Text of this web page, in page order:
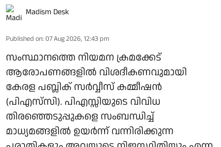
Madism Desk
Published on: 07 Aug 2026, 12:43 pm
സംസ്ഥാനത്തെ നിയമന ക്രമക്കേട്
ആരോപണങ്ങളില്‍ വിശദീകണവുമായി
കേരള പബ്ലിക് സര്‍വ്വീസ് കമ്മീഷന്‍
(പിഎസ്‌സി). പിഎസ്സിയുടെ വിവിധ
തിരഞ്ഞെടുപ്പുകളെ സംബന്ധിച്ച്
മാധ്യമങ്ങളില്‍ ഉയര്‍ന്ന് വന്നിരിക്കുന്ന